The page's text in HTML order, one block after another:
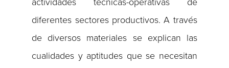
diferentes sectores productivos. A través
de diversos materiales se explican las
cualidades y aptitudes que se necesitan